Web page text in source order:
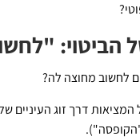
לחשוב מחוצה לה?
דרך זוג העיניים